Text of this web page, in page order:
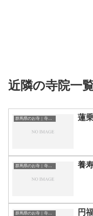
近隣の寺院一
群馬県のお寺｜寺院一覧 蓮
群馬県のお寺｜寺院一覧 養
群馬県のお寺｜寺院一覧 円